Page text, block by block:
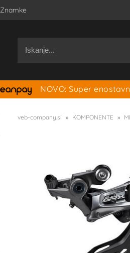
Znamke
NOVO: Super
veb-company.si KOMPONENTE